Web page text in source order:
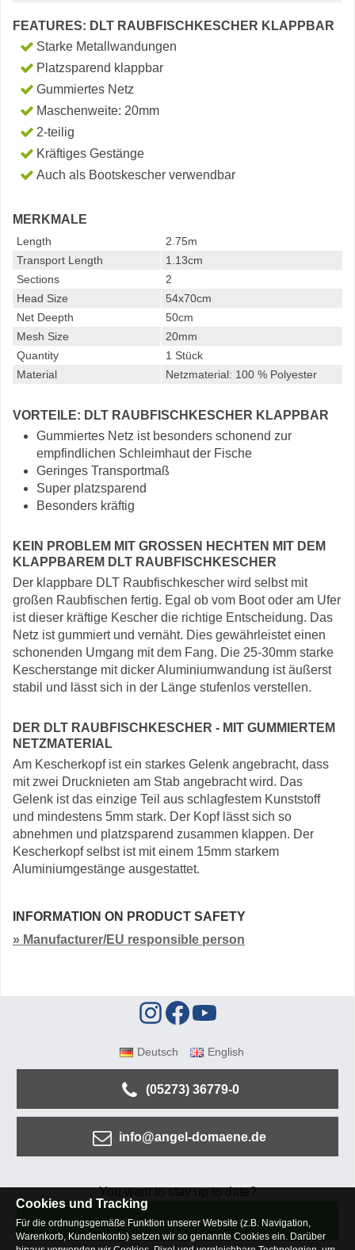
FEATURES: DLT RAUBFISCHKESCHER KLAPPBAR
Starke Metallwandungen
Platzsparend klappbar
Gummiertes Netz
Maschenweite: 20mm
2-teilig
Kräftiges Gestänge
Auch als Bootskescher verwendbar
MERKMALE
Length
2.75m
Transport Length
1.13cm
Sections
2
Head Size
54x70cm
Net Deepth
50cm
Mesh Size
20mm
Quantity
1 Stück
Material
Netzmaterial: 100 % Polyester
VORTEILE: DLT RAUBFISCHKESCHER KLAPPBAR
Gummiertes Netz ist besonders schonend zur
empfindlichen Schleimhaut der Fische
Geringes Transportmaß
Super platzsparend
Besonders kräftig
KEIN PROBLEM MIT GROSSEN HECHTEN MIT DEM K
LAPPBAREM DLT RAUBFISCHKESCHER
Der klappbare DLT Raubfischkescher wird selbst mit
großen Raubfischen fertig. Egal ob vom Boot oder am Ufer
ist dieser kräftige Kescher die richtige Entscheidung. Das
Netz ist gummiert und vernäht. Dies gewährleistet einen
schonenden Umgang mit dem Fang. Die 25-30mm starke
Kescherstange mit dicker Aluminiumwandung ist äußerst
stabil und lässt sich in der Länge stufenlos verstellen.
DER DLT RAUBFISCHKESCHER - MIT GUMMIERTEM
NETZMATERIAL
Am Kescherkopf ist ein starkes Gelenk angebracht, dass
mit zwei Drucknieten am Stab angebracht wird. Das
Gelenk ist das einzige Teil aus schlagfestem Kunststoff
und mindestens 5mm stark. Der Kopf lässt sich so
abnehmen und platzsparend zusammen klappen. Der
Kescherkopf selbst ist mit einem 15mm starkem
Aluminiumgestänge ausgestattet.
INFORMATION ON PRODUCT SAFETY
» Manufacturer/EU responsible person
Deutsch English
(05273) 36779-0
info@angel-domaene.de
You want to stay up to date?
Subscribe Newsletter
Cookies und Tracking
Für die ordnungsgemäße Funktion unserer Website (z.B. Navigation,
Warenkorb, Kundenkonto) setzen wir so genannte Cookies ein. Darüber